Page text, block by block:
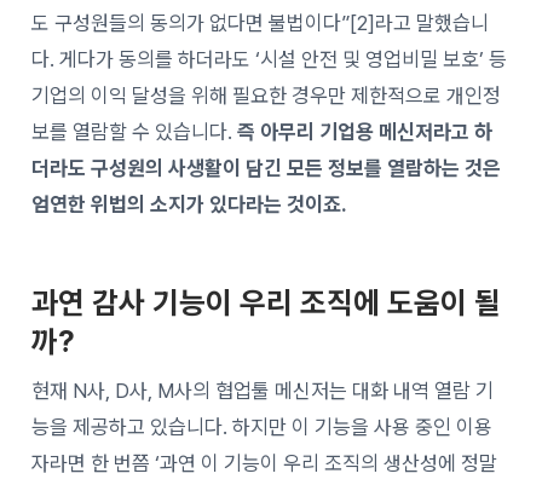
도 구성원들의 동의가 없다면 불법이다”[2]라고 말했습니
다. 게다가 동의를 하더라도 ‘시설 안전 및 영업비밀 보호’ 등
기업의 이익 달성을 위해 필요한 경우만 제한적으로 개인정
보를 열람할 수 있습니다.즉 아무리 기업용 메신저라고 하
더라도 구성원의 사생활이 담긴 모든 정보를 열람하는 것은
엄연한 위법의 소지가 있다라는 것이죠.
과연 감사 기능이 우리 조직에 도움이 될
까?
현재 N사, D사, M사의 협업툴 메신저는 대화 내역 열람 기
능을 제공하고 있습니다. 하지만 이 기능을 사용 중인 이용
자라면 한 번쯤 ‘과연 이 기능이 우리 조직의 생산성에 정말